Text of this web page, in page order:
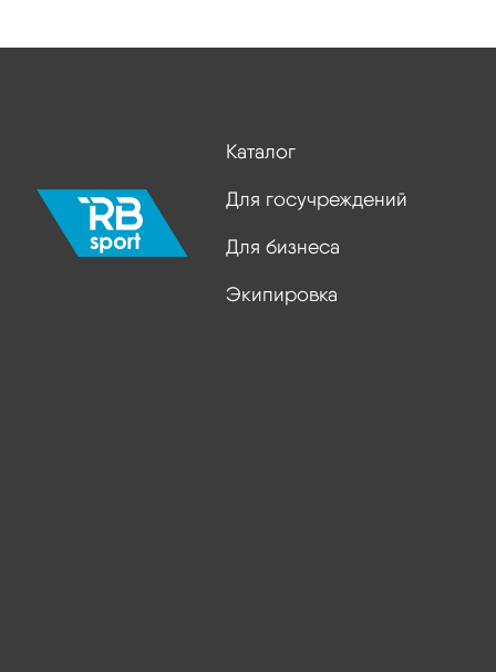
Каталог
Для госучреждений
Для бизнеса
Экипировка